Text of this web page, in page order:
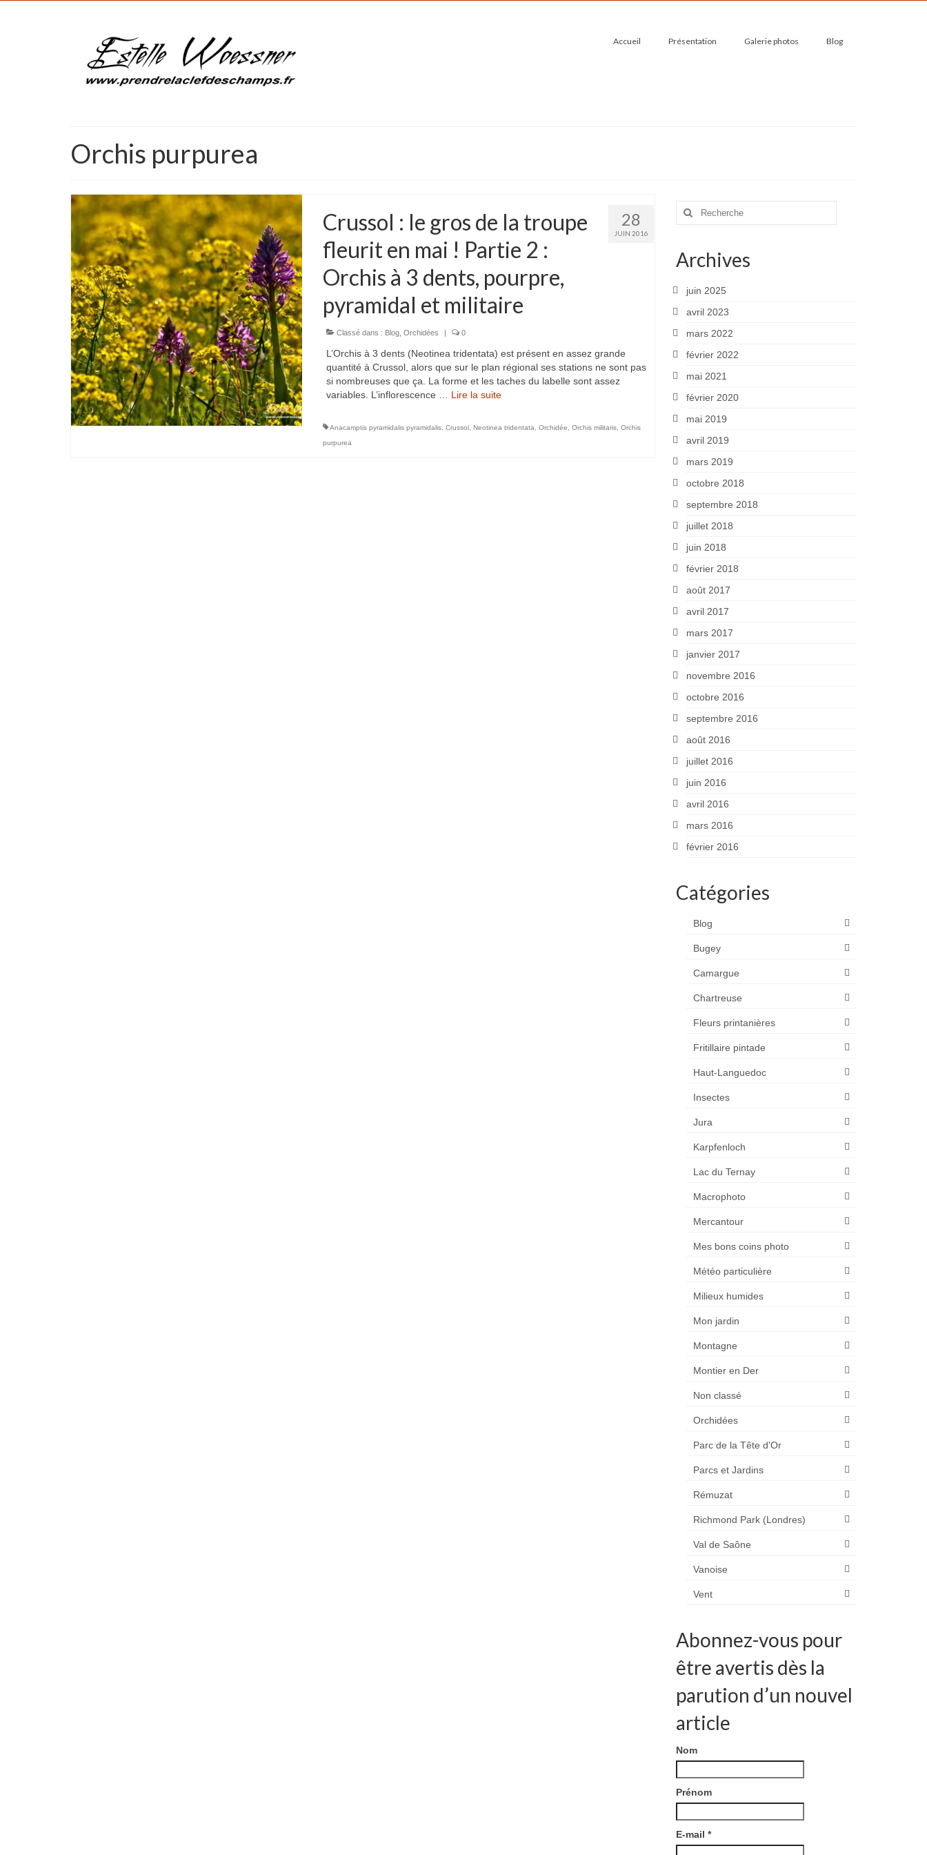
Accueil Présentation Galerie photos Blog
Orchis purpurea
28
JUIN 2016
Crussol : le gros de la troupe
fleurit en mai ! Partie 2 :
Orchis à 3 dents, pourpre,
pyramidal et militaire
Classé dans : Blog, Orchidées | 0
L’Orchis à 3 dents (Neotinea tridentata) est présent en assez grande
quantité à Crussol, alors que sur le plan régional ses stations ne sont pas
si nombreuses que ça. La forme et les taches du labelle sont assez
variables. L’inflorescence … Lire la suite­­
Anacamptis pyramidalis pyramidalis, Crussol, Neotinea tridentata Orchidée Orchis militaris, Orchis
purpurea
Rechercher
Archives
juin 2025
avril 2023
mars 2022
février 2022
mai 2021
février 2020
mai 2019
avril 2019
mars 2019
octobre 2018
septembre 2018
juillet 2018
juin 2018
février 2018
août 2017
avril 2017
mars 2017
janvier 2017
novembre 2016
octobre 2016
septembre 2016
août 2016
juillet 2016
juin 2016
avril 2016
mars 2016
février 2016
Catégories
Blog
Bugey
Camargue
Chartreuse
Fleurs printanières
Fritillaire pintade
Haut-Languedoc
Insectes
Jura
Karpfenloch
Lac du Ternay
Macrophoto
Mercantour
Mes bons coins photo
Météo particulière
Milieux humides
Mon jardin
Montagne
Montier en Der
Non classé
Orchidées
Parc de la Tête d'Or
Parcs et Jardins
Rémuzat
Richmond Park (Londres)
Val de Saône
Vanoise
Vent
Abonnez-vous pour
être avertis dès la
parution d’un nouvel
article
Nom
Prénom
E-mail *